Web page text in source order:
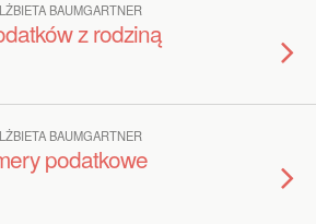
BAUMGARTNER
z rodziną
BAUMGARTNER
podatkowe